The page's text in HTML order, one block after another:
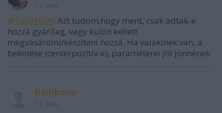
@ToyaHSW: Azt tudom,hogy ment, csak adtak-e
hozzá gyárilag, vagy külön kellett
megvásárolni/készíteni hozzá. Ha valakinek van, a
bekötése (centerpozitív-e), paraméterei jól jönnének.
Bambano